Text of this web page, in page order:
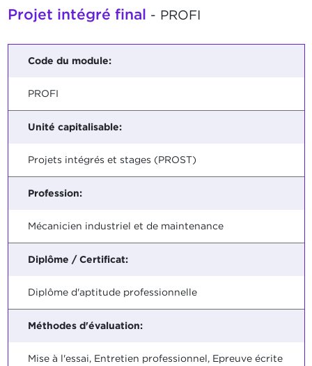
Projet intégré final - PROFI
Code du module:
PROFI
Unité capitalisable:
Projets intégrés et stages (PROST)
Profession:
Mécanicien industriel et de maintenance
Diplôme / Certificat:
Diplôme d'aptitude professionnelle
Méthodes d'évaluation:
Mise à l'essai, Entretien professionnel, Epreuve écrite